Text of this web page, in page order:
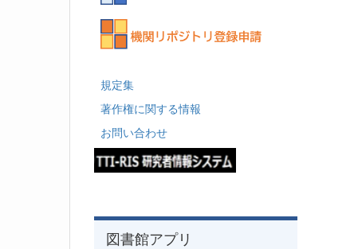
規定集
著作権に関する情報
お問い合わせ
図書館アプリ